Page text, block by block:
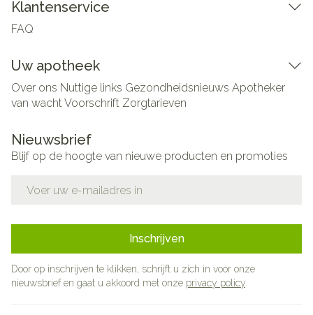
Klantenservice
FAQ
Uw apotheek
Over ons Nuttige links Gezondheidsnieuws Apotheker
van wachtVoorschrift Zorgtarieven
Nieuwsbrief
Blijf op de hoogte van nieuwe producten en promoties
Inschrijven
Door op inschrijven te klikken, schrijft u zich in voor onze
nieuwsbrief en gaat u akkoord met onze privacy policy